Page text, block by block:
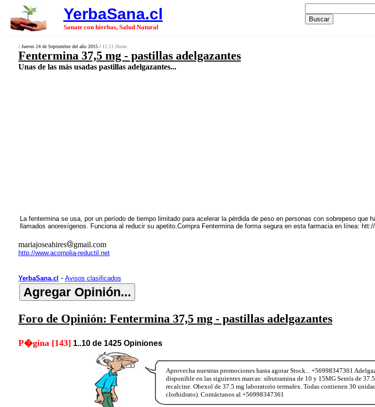
YerbaSana.cl
Sanate con hierbas, Salud Natural
/ Jueves 24 de Septiembre del año 2015 / 12:11 Horas.
Fentermina 37,5 mg - pastillas adelgazantes
Unas de las más usadas pastillas adelgazantes...
La fentermina se usa, por un período de tiempo limitado para acelerar la pérdida de peso en personas con sobrepeso
llamados anorexígenos. Funciona al reducir su apetito.Compra Fentermina de forma segura en esta farmacia en línea:
mariajoseahires gmail.com
http://www.acomplia-reductil.net
YerbaSana.cl - Avisos clasificados
Foro de Opinión: Fentermina 37,5 mg - pastillas adelgazantes
P�gina [143] 1..10 de 1425 Opiniones
Aprovecha nuestras promociones hasta agotar Stock... +56998347361
disponible en las siguientes marcas: sibutramina de 10 y 15MG Sentís de
recalcine. Obexol de 37.5 mg laboratorio termafex. Todas contienen 30
clorhidrato). Contáctanos al +56998347361